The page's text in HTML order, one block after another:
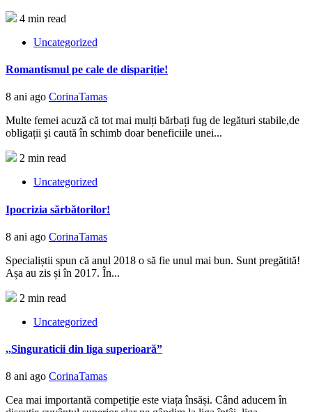
4 min read
Uncategorized
Romantismul pe cale de dispariție!
8 ani ago CorinaTamas
Multe femei acuză că tot mai mulți bărbați fug de legături stabile,de
obligații şi caută în schimb doar beneficiile unei...
2 min read
Uncategorized
Ipocrizia sărbătorilor!
8 ani ago CorinaTamas
Specialiștii spun că anul 2018 o să fie unul mai bun. Sunt pregătită!
Așa au zis și în 2017. În...
2 min read
Uncategorized
,,Singuraticii din liga superioară”
8 ani ago CorinaTamas
Cea mai importantă competiție este viața însăși. Când aducem în